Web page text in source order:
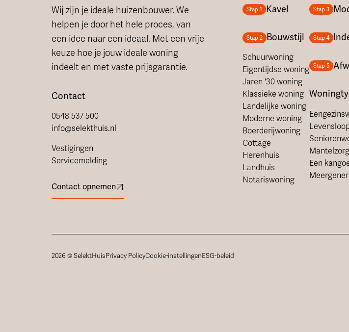
Wij zijn je ideale huizenbouwer. We
helpen je door het hele proces, van
een idee naar een ideaal. Met een vrije
keuze hoe je jouw ideale woning
indeelt en met vaste prijsgarantie.
Contact
0548 537 500
info@selekthuis.nl
Vestigingen
Servicemelding
Contact opnemen
Stap 1 Kavel
Stap 2 Bouwstijl
Schuurwoning
Eigentijdse woning
Jaren '30 woning
Klassieke woning
Landelijke woning
Moderne woning
Boerderijwoning
Cottage
Herenhuis
Landhuis
Notariswoning
Stap 3
Stap 4
Stap 5
Een
2026 © SelektHuisPrivacy PolicyCookie-instellingenESG-beleid